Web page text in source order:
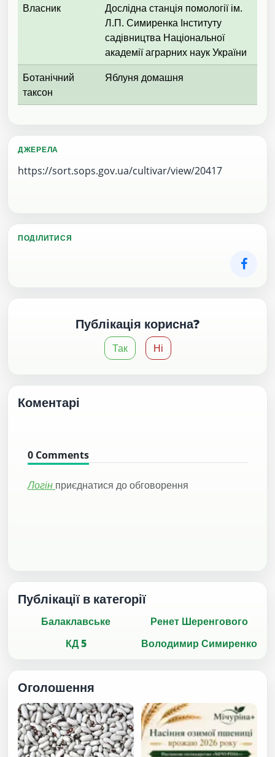
Власник
Дослідна станція помології ім.
Л.П. Симиренка Інституту
садівництва Національної
академії аграрних наук України
Ботанічний
таксон
Яблуня домашня
ДЖЕРЕЛА
https://sort.sops.gov.ua/cultivar/view/20417
ПОДІЛИТИСЯ
Публікація корисна?
Так Ні
Коментарі
0 Comments
Логін приєднатися до обговорення
Публікації в категорії
Балаклавське
Ренет Шеренгового
КД 5
Володимир Симиренко
Оголошення